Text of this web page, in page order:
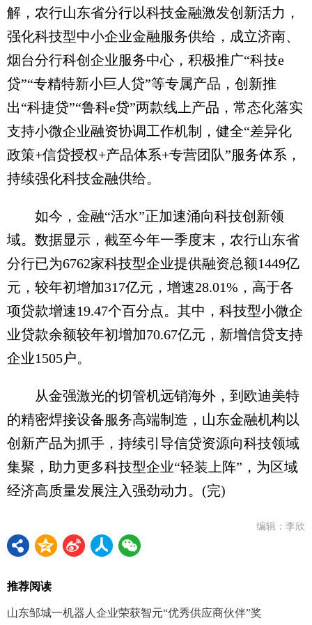
解，农行山东省分行以科技金融激发创新活力，
强化科技型中小企业金融服务供给，成立济南、
烟台分行科创企业服务中心，积极推广“科技e
贷”“专精特新小巨人贷”等专属产品，创新推
出“科捷贷”“鲁科e贷”两款线上产品，常态化落实
支持小微企业融资协调工作机制，健全“差异化
政策+信贷授权+产品体系+专营团队”服务体系，
持续强化科技金融供给。
如今，金融“活水”正加速涌向科技创新领
域。数据显示，截至今年一季度末，农行山东省
分行已为6762家科技型企业提供融资总额1449亿
元，较年初增加317亿元，增速28.01%，高于各
项贷款增速19.47个百分点。其中，科技型小微企
业贷款余额较年初增加70.67亿元，新增信贷支持
企业1505户。
从金强激光的切管机远销海外，到欧迪美特
的精密焊接设备服务高端制造，山东金融机构以
创新产品为抓手，持续引导信贷资源向科技领域
集聚，助力更多科技型企业“轻装上阵”，为区域
经济高质量发展注入强劲动力。(完)
编辑：李欣
推荐阅读
山东邹城一机器人企业荣获智元“优秀供应商伙伴”奖